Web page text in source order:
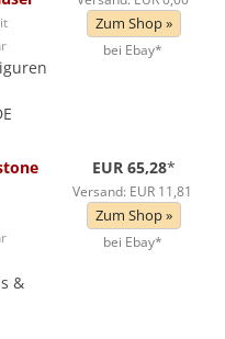
Zum Shop »
bei Ebay*
&
EUR 65,28*
Versand: EUR 11,81
Zum Shop »
bei Ebay*